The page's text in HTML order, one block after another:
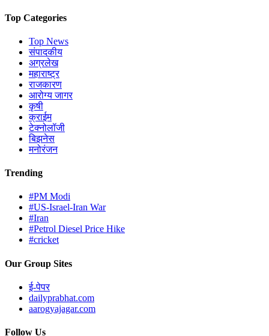
Top Categories
Top News
संपादकीय
अग्रलेख
महाराष्ट्र
राजकारण
आरोग्य जागर
कृषी
क्राईम
टेक्नोलॉजी
बिझनेस
मनोरंजन
Trending
#PM Modi
#US-Israel-Iran War
#Iran
#Petrol Diesel Price Hike
#cricket
Our Group Sites
ई-पेपर
dailyprabhat.com
aarogyajagar.com
Follow Us